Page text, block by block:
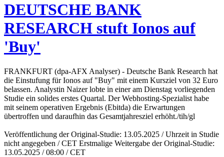
DEUTSCHE BANK
RESEARCH stuft Ionos auf
'Buy'
FRANKFURT (dpa-AFX Analyser) - Deutsche Bank Research hat
die Einstufung für Ionos auf "Buy" mit einem Kursziel von 32 Euro
belassen. Analystin Naizer lobte in einer am Dienstag vorliegenden
Studie ein solides erstes Quartal. Der Webhosting-Spezialist habe
mit seinem operativen Ergebnis (Ebitda) die Erwartungen
übertroffen und daraufhin das Gesamtjahresziel erhöht./tih/gl
Veröffentlichung der Original-Studie: 13.05.2025 / Uhrzeit in Studie
nicht angegeben / CET Erstmalige Weitergabe der Original-Studie:
13.05.2025 / 08:00 / CET